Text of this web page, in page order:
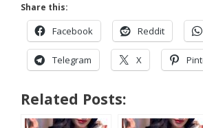
Share this:
Facebook Reddit
Telegram X
Related Posts: